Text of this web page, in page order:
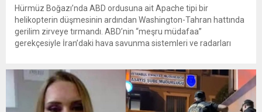
Hürmüz Boğazı’nda ABD ordusuna ait Apache tipi bir
helikopterin düşmesinin ardından Washington-Tahran hattında
gerilim zirveye tırmandı. ABD’nin “meşru müdafaa”
gerekçesiyle İran’daki hava savunma sistemleri ve radarları
yeni bir ABD saldırısına anında yanıt verileceğini duyurdu....